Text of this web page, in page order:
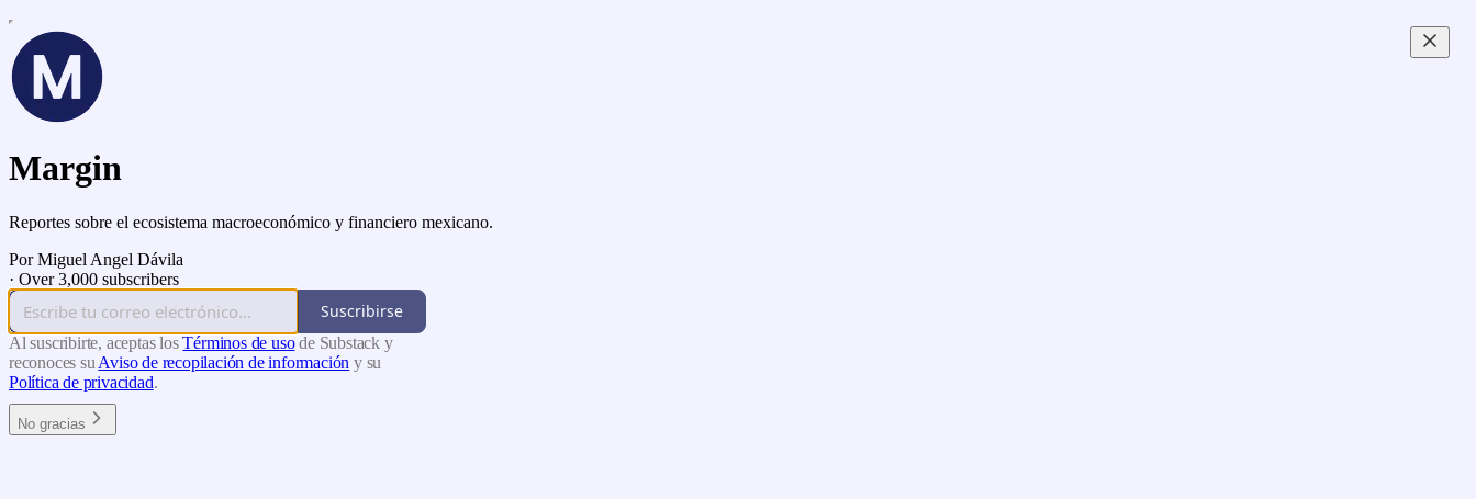
Margin
Reportes sobre el ecosistema macroeconómico y financiero mexicano.
Por Miguel Angel Dávila
· Over 3,000 subscribers
Suscribirse
Al suscribirte, aceptas losTérminos de usode Substack y
reconoces su Aviso de recopilación de información y su
Política de privacidad.
No gracias